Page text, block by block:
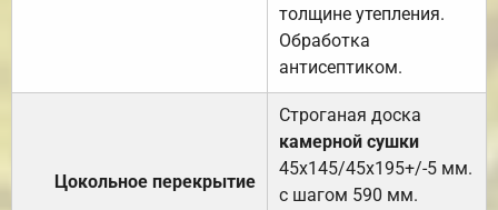
толщине утепления.
Обработка
антисептиком.
Цокольное перекрытие
Строганая доска
камерной сушки
45х145/45х195+/-5 мм.
с шагом 590 мм.